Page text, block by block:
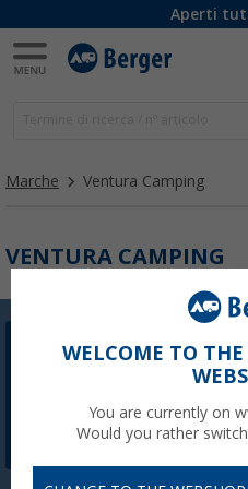
Aperti
Marche Ventura Camping
VENTURA CAMPING
Newsletter
La registrazione alla
disponibile.
WELCOME TO
You are currently on
Would you rather